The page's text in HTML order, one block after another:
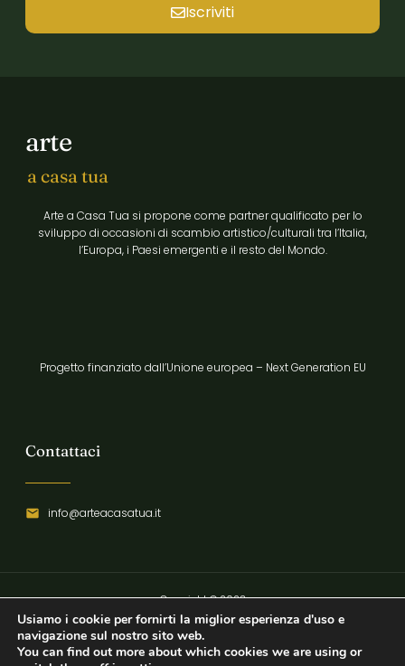
Iscriviti
arte
a casa tua
Arte a Casa Tua si propone come partner qualificato per lo
sviluppo di occasioni di scambio artistico/culturali tra l’Italia,
l’Europa, i Paesi emergenti e il resto del Mondo.
Progetto finanziato dall’Unione europea – Next Generation EU
Contattaci
info@arteacasatua.it
Copyright © 2023
Privacy Policy
Usiamo i cookie per fornirti la miglior esperienza d'uso e
navigazione sul nostro sito web.
You can find out more about which cookies we are using or